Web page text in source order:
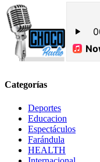
Categorías
Deportes
Educacion
Espectáculos
Farándula
HEALTH